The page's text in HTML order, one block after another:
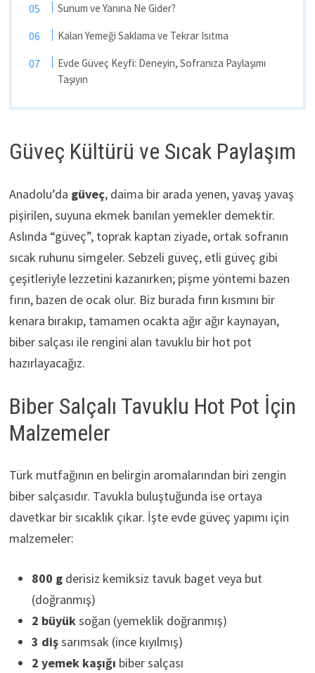
Sunum ve Yanına Ne Gider?
Kalan Yemeği Saklama ve Tekrar Isıtma
Evde Güveç Keyfi: Deneyin, Sofranıza Paylaşımı
Taşıyın
Güveç Kültürü ve Sıcak Paylaşım
Anadolu’da güveç, daima bir arada yenen, yavaş yavaş
pişirilen, suyuna ekmek banılan yemekler demektir.
Aslında “güveç”, toprak kaptan ziyade, ortak sofranın
sıcak ruhunu simgeler. Sebzeli güveç, etli güveç gibi
çeşitleriyle lezzetini kazanırken; pişme yöntemi bazen
fırın, bazen de ocak olur. Biz burada fırın kısmını bir
kenara bırakıp, tamamen ocakta ağır ağır kaynayan,
biber salçası ile rengini alan tavuklu bir hot pot
hazırlayacağız.
Biber Salçalı Tavuklu Hot Pot İçin
Malzemeler
Türk mutfağının en belirgin aromalarından biri zengin
biber salçasıdır. Tavukla buluştuğunda ise ortaya
davetkar bir sıcaklık çıkar. İşte evde güveç yapımı için
malzemeler:
800 gderisiz kemiksiz tavuk baget veya but
(doğranmış)
2 büyüksoğan (yemeklik doğranmış)
3 dişsarımsak (ince kıyılmış)
2 yemek kaşığı biber salçası